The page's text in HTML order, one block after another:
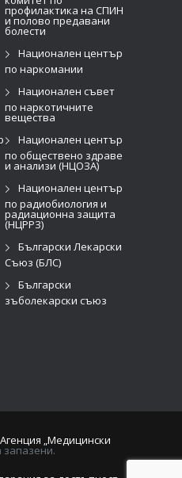
профилактика на СПИН
и полово предавани
болести
Национален център
по наркомании
Национален съвет
по наркотичните
вещества
Национален център
по обществено здраве
и анализи (НЦОЗА)
Национален център
по радиобиология и
радиационна защита
(НЦРРЗ)
Български Лекарски
Съюз (БЛС)
Български
зъболекарски съюз
„Медицински
запазени.